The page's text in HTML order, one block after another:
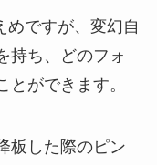
めですが、変幻自
持ち、どのフォ
ができます。
板した際のピン